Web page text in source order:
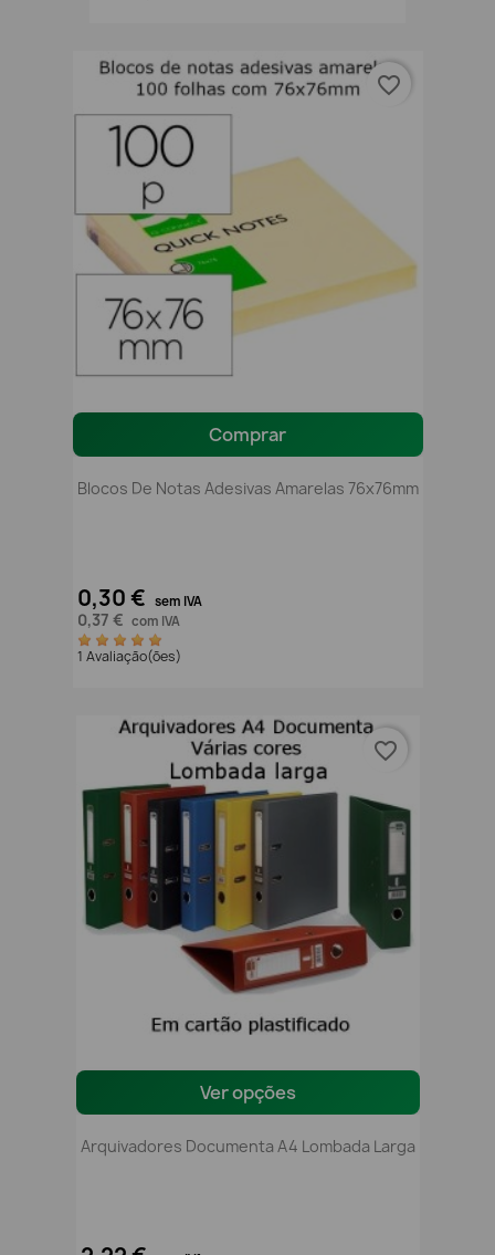
Comprar
Blocos De Notas Adesivas Amarelas 76x76mm
0,30 € sem IVA
0,37 € com IVA
1 Avaliação(ões)
favorite_border
Ver opções
Arquivadores Documenta A4 Lombada Larga
favorite_border